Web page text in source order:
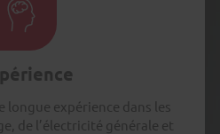
longue expérience dans les
de l’électricité générale et